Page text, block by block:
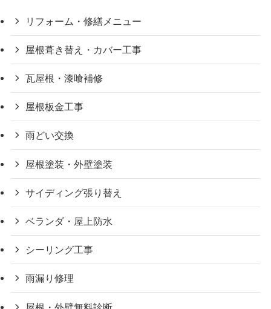
リフォーム・修繕メニュー
屋根葺き替え・カバー工事
瓦屋根・漆喰補修
屋根板金工事
雨どい交換
屋根塗装・外壁塗装
サイディング張り替え
ベランダ・屋上防水
シーリング工事
雨漏り修理